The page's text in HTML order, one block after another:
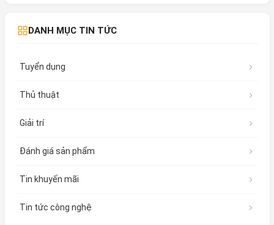
DANH MỤC TIN TỨC
Tuyển dụng
Thủ thuật
Giải trí
Đánh giá sản phẩm
Tin khuyến mãi
Tin tức công nghệ